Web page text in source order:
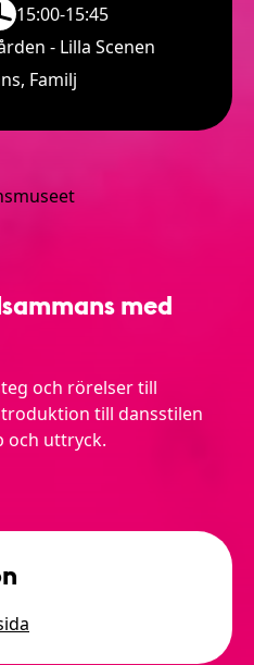
15:00-15:45
- Lilla Scenen
Familj
med
och rörelser till
till dansstilen
och uttryck.